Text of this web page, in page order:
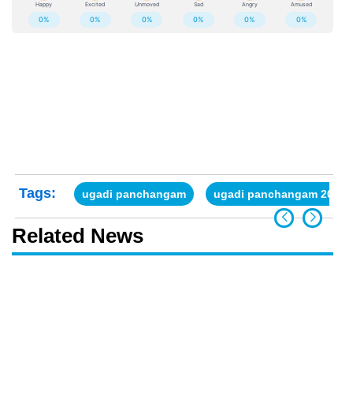
Tags: ugadi panchangam ugadi panchangam 2022
Related News